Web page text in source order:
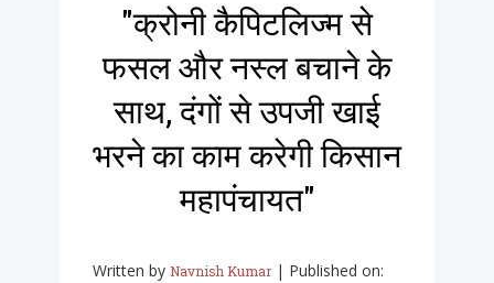
"क्रोनी कैपिटलिज्म से
फसल और नस्ल बचाने के
साथ, दंगों से उपजी खाई
भरने का काम करेगी किसान
महापंचायत"
Written by Navnish Kumar | Published on: